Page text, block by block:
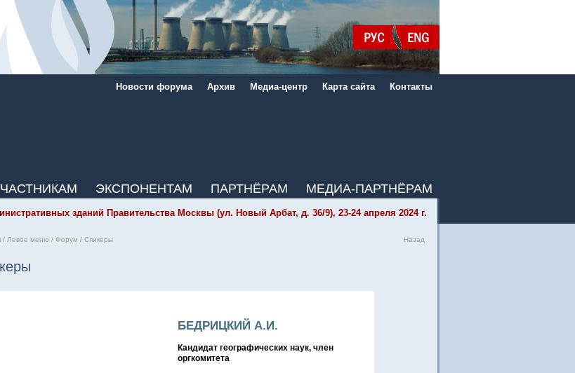
Новости форума Архив Медиа-центр Карта сайта Контакты
ЭКСПОНЕНТАМ ПАРТНЁРАМ МЕДИА-ПАРТНЁРАМ
зданий Правительства Москвы (ул. Новый Арбат, д. 36/9), 23-24 апреля 2024 г.
/ Левое меню / Форум / Спикеры Назад
БЕДРИЦКИЙ А.И.
Кандидат географических наук, член
оргкомитета